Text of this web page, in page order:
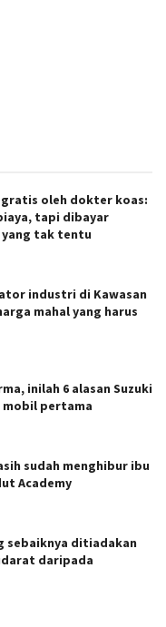
oleh dokter koas:
tapi dibayar
tak tentu
industri di Kawasan
mahal yang harus
inilah 6 alasan Suzuki
mobil pertama
sudah menghibur ibu
Academy
sebaiknya ditiadakan
daripada